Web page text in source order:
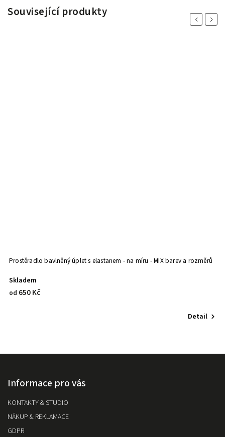
Související produkty
Previous
Prostěradlo bavlněný úplet s elastanem - na míru - MIX barev a rozměrů
Skladem
od 650 Kč
Detail
Next
Informace pro vás
KONTAKTY & STUDIO
NÁKUP & REKLAMACE
GDPR